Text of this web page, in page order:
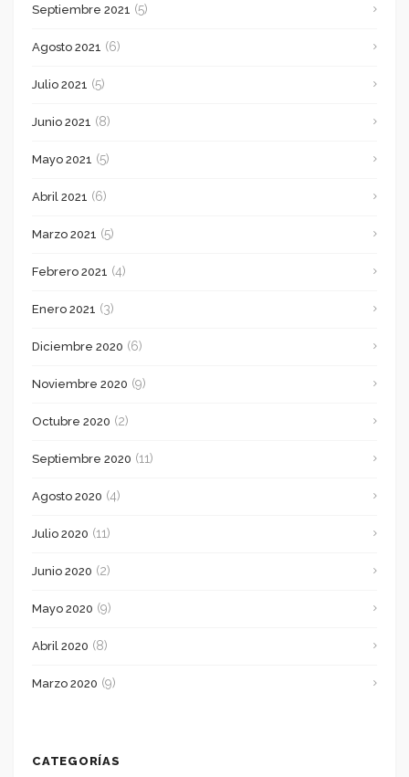
Septiembre 2021 (5)
Agosto 2021 (6)
Julio 2021 (5)
Junio 2021 (8)
Mayo 2021 (5)
Abril 2021 (6)
Marzo 2021 (5)
Febrero 2021 (4)
Enero 2021 (3)
Diciembre 2020 (6)
Noviembre 2020 (9)
Octubre 2020 (2)
Septiembre 2020 (11)
Agosto 2020 (4)
Julio 2020 (11)
Junio 2020 (2)
Mayo 2020 (9)
Abril 2020 (8)
Marzo 2020 (9)
CATEGORÍAS